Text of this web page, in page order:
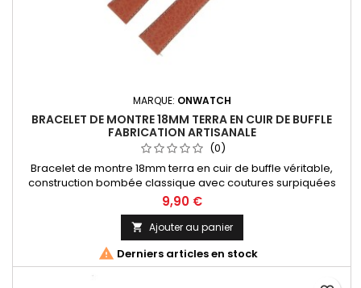
MARQUE: ONWATCH
BRACELET DE MONTRE 18MM TERRA EN CUIR DE BUFFLE
FABRICATION ARTISANALE
(0)
Bracelet de montre 18mm terra en cuir de buffle véritable,
construction bombée classique avec coutures surpiquées
écrues. Fabrication artisanale Made in Spain.
9,90 €
 Ajouter au panier
 Derniers articles en stock